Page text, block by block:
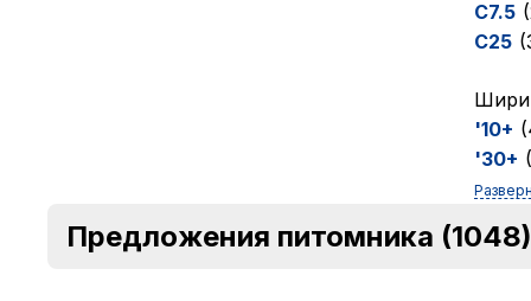
C7.5
C25
'10+
'30+
Предложения питомника (1048)